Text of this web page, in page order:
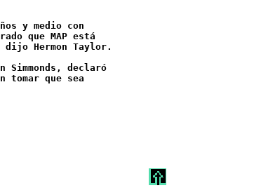
y medio con
que MAP está
Hermon Taylor.
declaró
tomar que sea